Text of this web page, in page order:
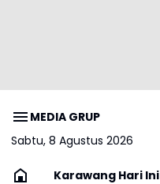
MEDIA GRUP
Sabtu, 8 Agustus 2026
Karawang Hari Ini